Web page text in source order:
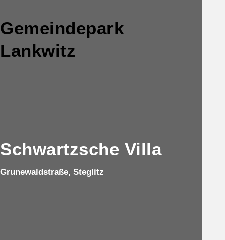
Gemeindepark
Lankwitz
Schwartzsche Villa
Grunewaldstraße, Steglitz